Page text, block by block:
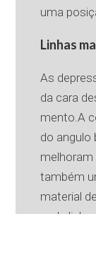
uma
Linhas
As
da cara
mento.A
do angulo
também
material
cada linha